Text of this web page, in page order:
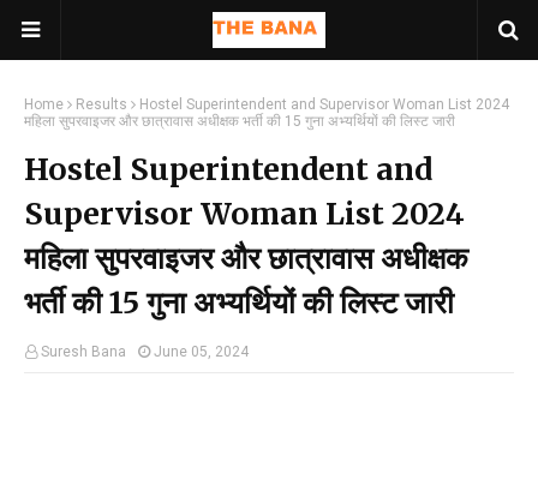
Home Results
Hostel Superintendent and Supervisor Woman List 2024
महिला सुपरवाइजर और छात्रावास अधीक्षक भर्ती की 15 गुना अभ्यर्थियों की लिस्ट जारी
Hostel Superintendent and
Supervisor Woman List 2024
महिला सुपरवाइजर और छात्रावास अधीक्षक
भर्ती की 15 गुना अभ्यर्थियों की लिस्ट जारी
Suresh Bana June 05, 2024